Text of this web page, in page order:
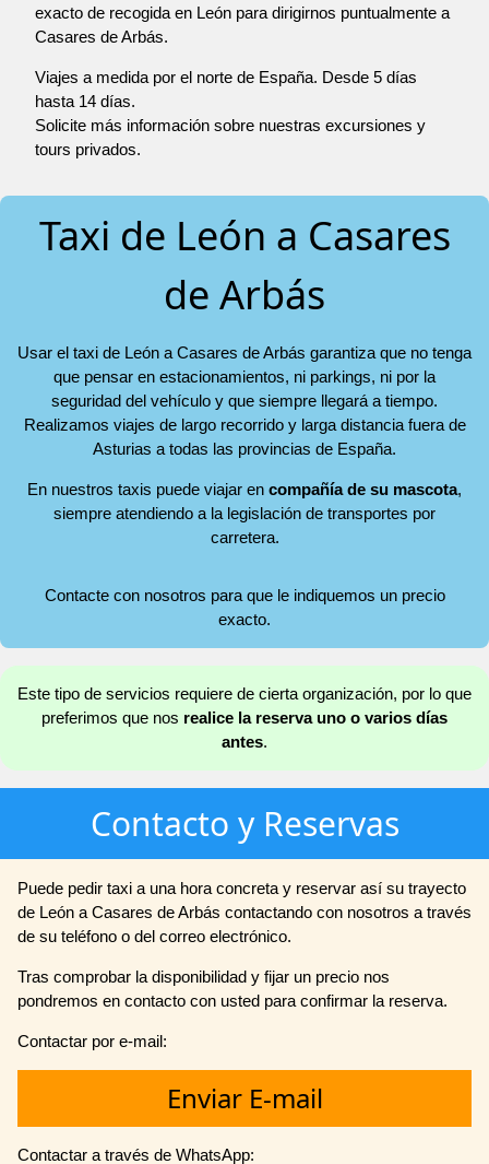
exacto de recogida en León para dirigirnos puntualmente a
Casares de Arbás.
Viajes a medida por el norte de España. Desde 5 días
hasta 14 días.
Solicite más información sobre nuestras excursiones y
tours privados.
Taxi de León a Casares
de Arbás
Usar el taxi de León a Casares de Arbás garantiza que no tenga
que pensar en estacionamientos, ni parkings, ni por la
seguridad del vehículo y que siempre llegará a tiempo.
Realizamos viajes de largo recorrido y larga distancia fuera de
Asturias a todas las provincias de España.
En nuestros taxis puede viajar en compañía de su mascota,
siempre atendiendo a la legislación de transportes por
carretera.
Contacte con nosotros para que le indiquemos un precio
exacto.
Este tipo de servicios requiere de cierta organización, por lo que
preferimos que nos realice la reserva uno o varios días
antes.
Contacto y Reservas
Puede pedir taxi a una hora concreta y reservar así su trayecto
de León a Casares de Arbás contactando con nosotros a través
de su teléfono o del correo electrónico.
Tras comprobar la disponibilidad y fijar un precio nos
pondremos en contacto con usted para confirmar la reserva.
Contactar por e-mail:
Enviar E-mail
Contactar a través de WhatsApp: